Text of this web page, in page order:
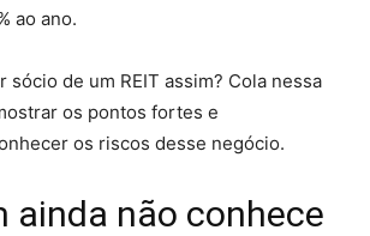
ao ano.
sócio de um REIT assim? Cola nessa
os pontos fortes e
os riscos desse negócio.
ainda não conhece